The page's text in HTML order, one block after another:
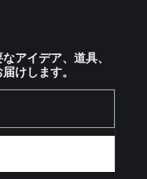
アイデア、道具、
けします。